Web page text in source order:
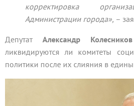
корректировка
Администрации города», –
Депутат Александр
ликвидируются ли комитеты
политики после их слияния в